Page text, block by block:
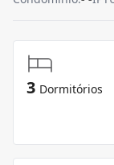
3 Dormitórios